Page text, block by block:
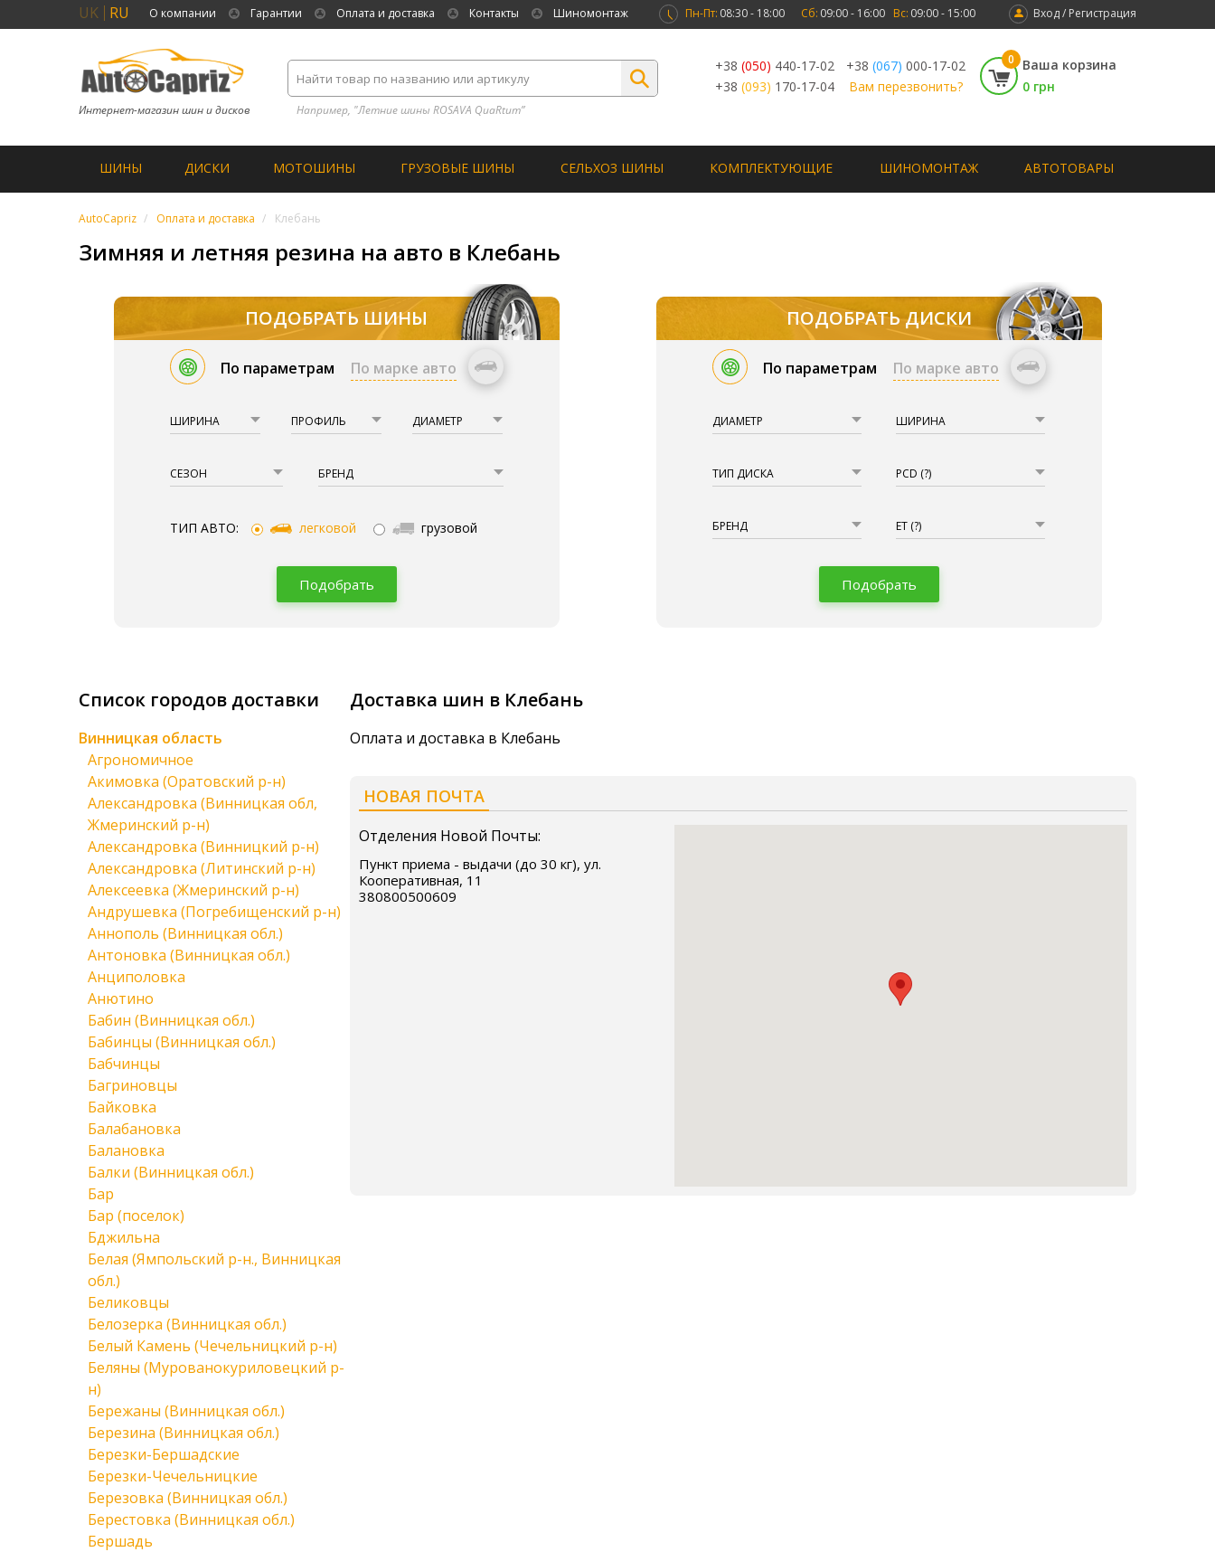
UK RU О компании Гарантии Оплата и доставка Контакты Шиномонтаж Вход / Регистрация
Пн-Пт: 08:30 - 18:00 Сб: 09:00 - 16:00 Вс: 09:00 - 15:00
Интернет-магазин шин и дисков Например, "Летние шины ROSAVA QuaRtum”
+38 (050) 440-17-02 +38 (067) 000-17-02
+38 (093) 170-17-04 Вам перезвонить?
0
Ваша корзина
0 грн
ШИНЫ ДИСКИ МОТОШИНЫ ГРУЗОВЫЕ ШИНЫ СЕЛЬХОЗ ШИНЫ КОМПЛЕКТУЮЩИЕ ШИНОМОНТАЖ АВТОТОВАРЫ
AutoCapriz Оплата и доставка Клебань
Зимняя и летняя резина на авто в Клебань
ПОДОБРАТЬ ШИНЫ
По параметрам По марке авто
ШИРИНА ПРОФИЛЬ ДИАМЕТР
СЕЗОН БРЕНД
ТИП АВТО: легковой грузовой
Подобрать
ПОДОБРАТЬ ДИСКИ
По параметрам По марке авто
ДИАМЕТР ШИРИНА
ТИП ДИСКА PCD (?)
БРЕНД ET (?)
Подобрать
Доставка шин в Клебань
Оплата и доставка в Клебань
НОВАЯ ПОЧТА
Отделения Новой Почты:
Пункт приема - выдачи (до 30 кг), ул.
Кооперативная, 11
380800500609
Список городов доставки
Винницкая область
Агрономичное
Акимовка (Оратовский р-н)
Александровка (Винницкая обл,
Жмеринский р-н)
Александровка (Винницкий р-н)
Александровка (Литинский р-н)
Алексеевка (Жмеринский р-н)
Андрушевка (Погребищенский р-н)
Аннополь (Винницкая обл.)
Антоновка (Винницкая обл.)
Анциполовка
Анютино
Бабин (Винницкая обл.)
Бабинцы (Винницкая обл.)
Бабчинцы
Багриновцы
Байковка
Балабановка
Балановка
Балки (Винницкая обл.)
Бар
Бар (поселок)
Бджильна
Белая (Ямпольский р-н., Винницкая
обл.)
Беликовцы
Белозерка (Винницкая обл.)
Белый Камень (Чечельницкий р-н)
Беляны (Мурованокуриловецкий р-
н)
Бережаны (Винницкая обл.)
Березина (Винницкая обл.)
Березки-Бершадские
Березки-Чечельницкие
Березовка (Винницкая обл.)
Берестовка (Винницкая обл.)
Бершадь